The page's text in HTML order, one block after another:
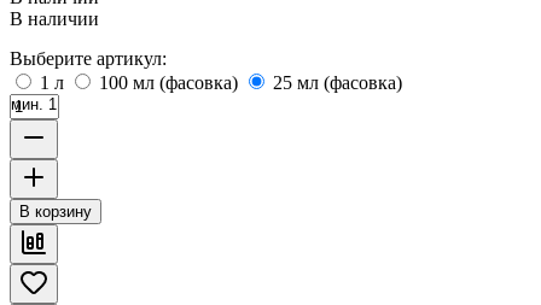
В наличии
Выберите артикул:
1 л
100 мл (фасовка) 25 мл (фасовка)
мин. 1
В корзину